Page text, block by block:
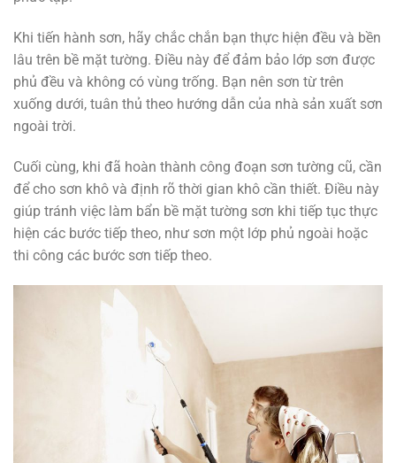
Khi tiến hành sơn, hãy chắc chắn bạn thực hiện đều và bền
lâu trên bề mặt tường. Điều này để đảm bảo lớp sơn được
phủ đều và không có vùng trống. Bạn nên sơn từ trên
xuống dưới, tuân thủ theo hướng dẫn của nhà sản xuất sơn
ngoài trời.
Cuối cùng, khi đã hoàn thành công đoạn sơn tường cũ, cần
để cho sơn khô và định rõ thời gian khô cần thiết. Điều này
giúp tránh việc làm bẩn bề mặt tường sơn khi tiếp tục thực
hiện các bước tiếp theo, như sơn một lớp phủ ngoài hoặc
thi công các bước sơn tiếp theo.